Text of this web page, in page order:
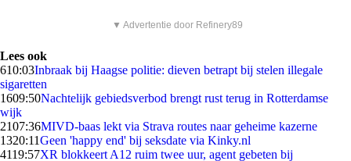
▼ Advertentie door Refinery89
Lees ook
610:03Inbraak bij Haagse politie: dieven betrapt bij stelen illegale
sigaretten
1609:50Nachtelijk gebiedsverbod brengt rust terug in Rotterdamse
wijk
2107:36MIVD-baas lekt via Strava routes naar geheime kazerne
1320:11Geen 'happy end' bij seksdate via Kinky.nl
4119:57XR blokkeert A12 ruim twee uur, agent gebeten bij